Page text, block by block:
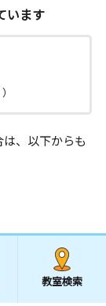
います
、以下からも
教室検索